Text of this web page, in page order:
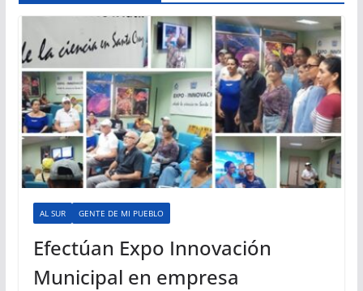
AL SUR GENTE DE MI PUEBLO
Efectúan Expo Innovación
Municipal en empresa